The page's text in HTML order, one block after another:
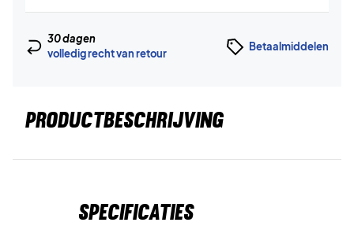
30 dagen
volledig recht van retour
Betaalmiddelen
PRODUCTBESCHRIJVING
Specificaties